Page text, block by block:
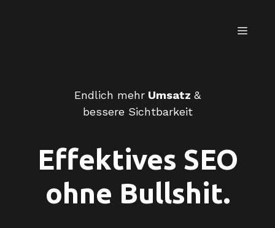
menü
Endlich mehr Umsatz &
bessere Sichtbarkeit
Effektives SEO
ohne Bullshit.